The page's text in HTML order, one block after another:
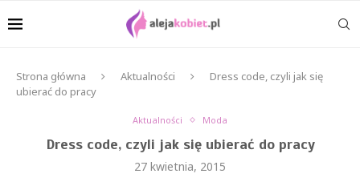
Strona główna Aktualności
Dress code, czyli jak się
ubierać do pracy
Aktualności Moda
Dress code, czyli jak się ubierać do pracy
27 kwietnia, 2015